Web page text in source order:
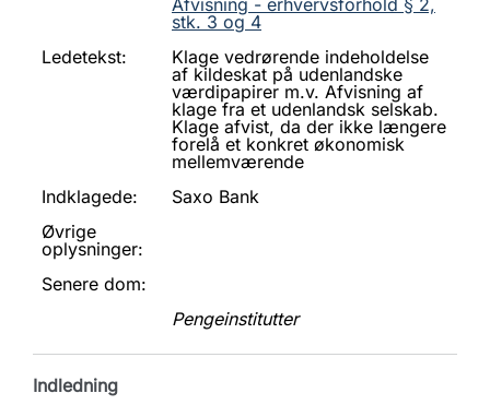
Afvisning - erhvervsforhold § 2,
stk. 3 og 4
Ledetekst:
Klage vedrørende indeholdelse
af kildeskat på udenlandske
værdipapirer m.v. Afvisning af
klage fra et udenlandsk selskab.
Klage afvist, da der ikke længere
forelå et konkret økonomisk
mellemværende
Indklagede:
Saxo Bank
Øvrige
oplysninger:
Senere dom:
Pengeinstitutter
Indledning